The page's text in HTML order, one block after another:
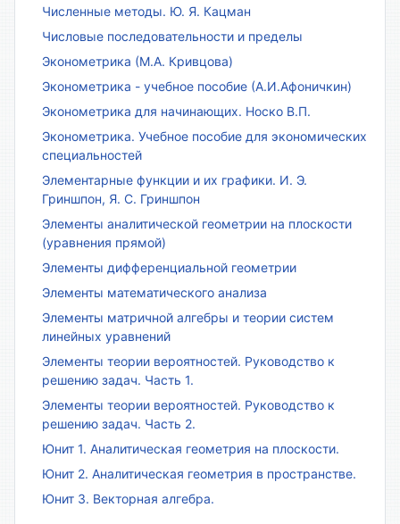
Численные методы. Ю. Я. Кацман
Числовые последовательности и пределы
Эконометрика (М.А. Кривцова)
Эконометрика - учебное пособие (А.И.Афоничкин)
Эконометрика для начинающих. Носко В.П.
Эконометрика. Учебное пособие для экономических
специальностей
Элементарные функции и их графики. И. Э.
Гриншпон, Я. С. Гриншпон
Элементы аналитической геометрии на плоскости
(уравнения прямой)
Элементы дифференциальной геометрии
Элементы математического анализа
Элементы матричной алгебры и теории систем
линейных уравнений
Элементы теории вероятностей. Руководство к
решению задач. Часть 1.
Элементы теории вероятностей. Руководство к
решению задач. Часть 2.
Юнит 1. Аналитическая геометрия на плоскости.
Юнит 2. Аналитическая геометрия в пространстве.
Юнит 3. Векторная алгебра.